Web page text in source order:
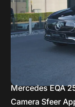
Mercedes EQA
Camera Sfeer